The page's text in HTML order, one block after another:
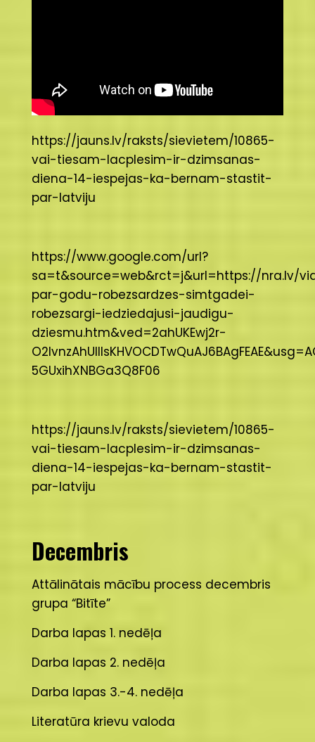
https://jauns.lv/raksts/sievietem/10865-
vai-tiesam-lacplesim-ir-dzimsanas-
diena-14-iespejas-ka-bernam-stastit-
par-latviju
https://www.google.com/url?
sa=t&source=web&rct=j&url=https://nra.lv/
par-godu-robezsardzes-simtgadei-
robezsargi-iedziedajusi-jaudigu-
dziesmu.htm&ved=2ahUKEwj2r-
5GUxihXNBGa3Q8F06
https://jauns.lv/raksts/sievietem/10865-
vai-tiesam-lacplesim-ir-dzimsanas-
diena-14-iespejas-ka-bernam-stastit-
par-latviju
Decembris
Attālinātais mācību process decembris
grupa “Bitīte”
Darba lapas 1. nedēļa
Darba lapas 2. nedēļa
Darba lapas 3.-4. nedēļa
Literatūra krievu valoda